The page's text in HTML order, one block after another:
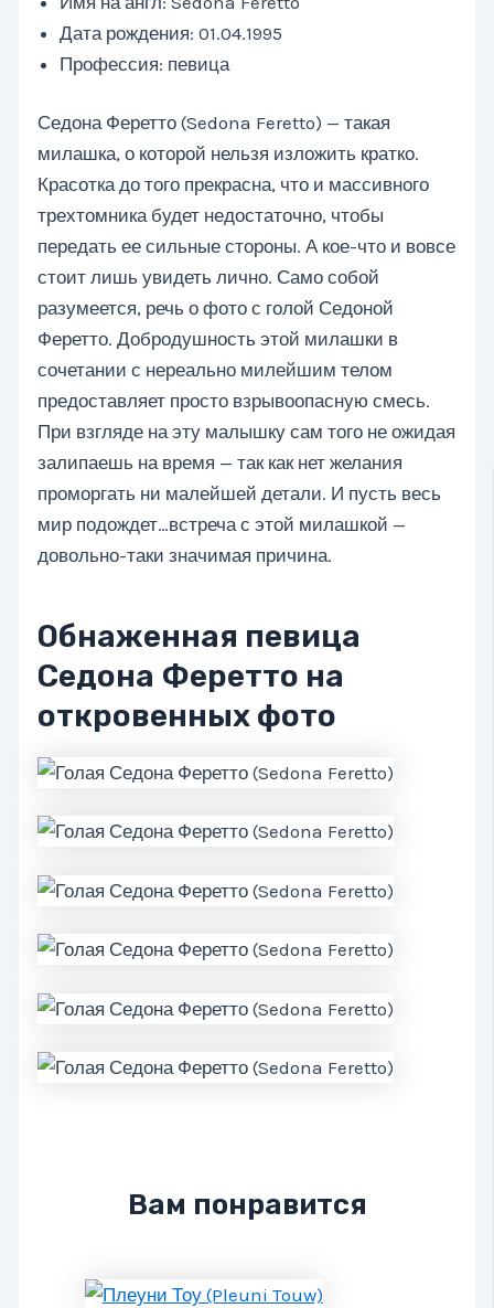
Дата рождения: 01.04.1995
Профессия: певица
Седона Феретто (Sedona Feretto) — такая
милашка, о которой нельзя изложить кратко.
Красотка до того прекрасна, что и массивного
трехтомника будет недостаточно, чтобы
передать ее сильные стороны. А кое-что и вовсе
стоит лишь увидеть лично. Само собой
разумеется, речь о фото с голой Седоной
Феретто. Добродушность этой милашки в
сочетании с нереально милейшим телом
предоставляет просто взрывоопасную смесь.
При взгляде на эту малышку сам того не ожидая
залипаешь на время — так как нет желания
проморгать ни малейшей детали. И пусть весь
мир подождет…встреча с этой милашкой —
довольно-таки значимая причина.
Обнаженная певица
Седона Феретто на
откровенных фото
Вам понравится